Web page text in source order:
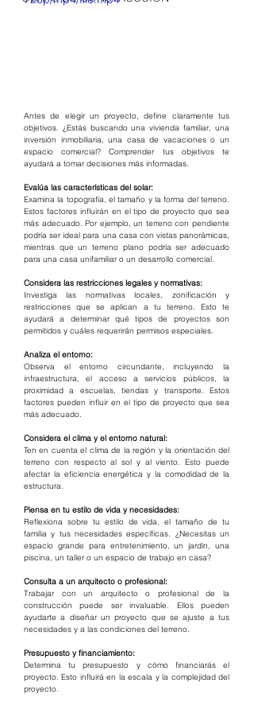
Antes de elegir un proyecto, define claramente tus
objetivos. ¿Estás buscando una vivienda familiar, una
inversión inmobiliaria, una casa de vacaciones o un
espacio comercial? Comprender tus objetivos te
ayudará a tomar decisiones más informadas.
Evalúa las características del solar:
Examina la topografía, el tamaño y la forma del terreno.
Estos factores influirán en el tipo de proyecto que sea
más adecuado. Por ejemplo, un terreno con pendiente
podría ser ideal para una casa con vistas panorámicas,
mientras que un terreno plano podría ser adecuado
para una casa unifamiliar o un desarrollo comercial.
Considera las restricciones legales y normativas:
Investiga las normativas locales, zonificación y
restricciones que se aplican a tu terreno. Esto te
ayudará a determinar qué tipos de proyectos son
permitidos y cuáles requerirán permisos especiales.
Analiza el entorno:
Observa el entorno circundante, incluyendo la
infraestructura, el acceso a servicios públicos, la
proximidad a escuelas, tiendas y transporte. Estos
factores pueden influir en el tipo de proyecto que sea
más adecuado.
Considera el clima y el entorno natural:
Ten en cuenta el clima de la región y la orientación del
terreno con respecto al sol y al viento. Esto puede
afectar la eficiencia energética y la comodidad de la
estructura.
Piensa en tu estilo de vida y necesidades:
Reflexiona sobre tu estilo de vida, el tamaño de tu
familia y tus necesidades específicas. ¿Necesitas un
espacio grande para entretenimiento, un jardín, una
piscina, un taller o un espacio de trabajo en casa?
Consulta a un arquitecto o profesional:
Trabajar con un arquitecto o profesional de la
construcción puede ser invaluable. Ellos pueden
ayudarte a diseñar un proyecto que se ajuste a tus
necesidades y a las condiciones del terreno.
Presupuesto y financiamiento:
Determina tu presupuesto y cómo financiarás el
proyecto. Esto influirá en la escala y la complejidad del
proyecto.